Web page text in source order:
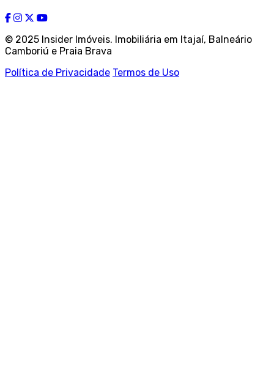
© 2025 Insider Imóveis. Imobiliária em Itajaí, Balneário
Camboriú e Praia Brava
Política de Privacidade Termos de Uso